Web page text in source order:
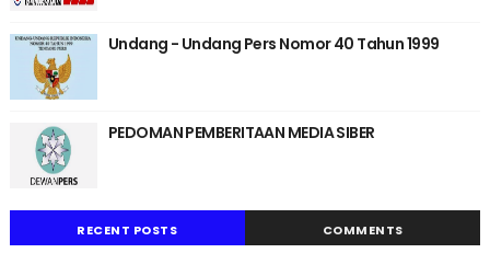
Undang - Undang Pers Nomor 40 Tahun 1999
PEDOMAN PEMBERITAAN MEDIA SIBER
RECENT POSTS COMMENTS